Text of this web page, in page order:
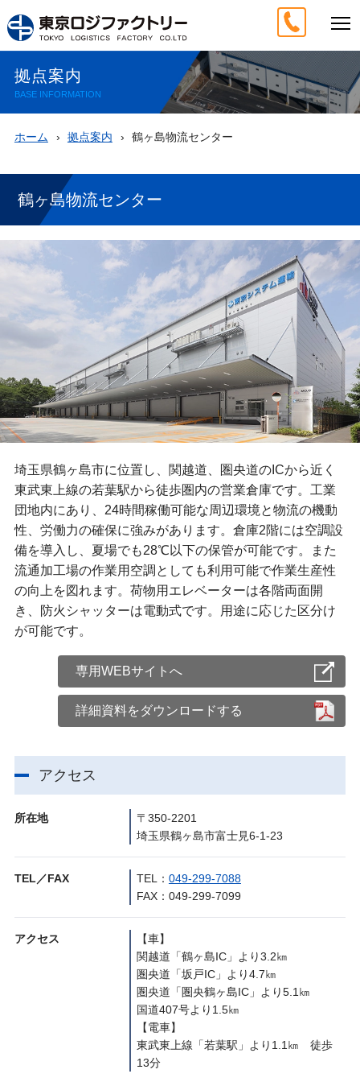
拠点案内
BASE INFORMATION
ホーム 拠点案内 鶴ヶ島物流センター
鶴ヶ島物流センター
埼玉県鶴ヶ島市に位置し、関越道、圏央道のICから近く
東武東上線の若葉駅から徒歩圏内の営業倉庫です。工業
団地内にあり、24時間稼働可能な周辺環境と物流の機動
性、労働力の確保に強みがあります。倉庫2階には空調設
備を導入し、夏場でも28℃以下の保管が可能です。また
流通加工場の作業用空調としても利用可能で作業生産性
の向上を図れます。荷物用エレベーターは各階両面開
き、防火シャッターは電動式です。用途に応じた区分け
が可能です。
専用WEBサイトへ
詳細資料をダウンロードする
アクセス
所在地
〒350-2201
埼玉県鶴ヶ島市富士見6-1-23
TEL／FAX TEL： 049-299-7088
FAX：049-299-7099
アクセス
【車】
関越道「鶴ヶ島IC」より3.2㎞
圏央道「坂戸IC」より4.7㎞
圏央道「圏央鶴ヶ島IC」より5.1㎞
国道407号より1.5㎞
【電車】
東武東上線「若葉駅」より1.1㎞ 徒歩
13分